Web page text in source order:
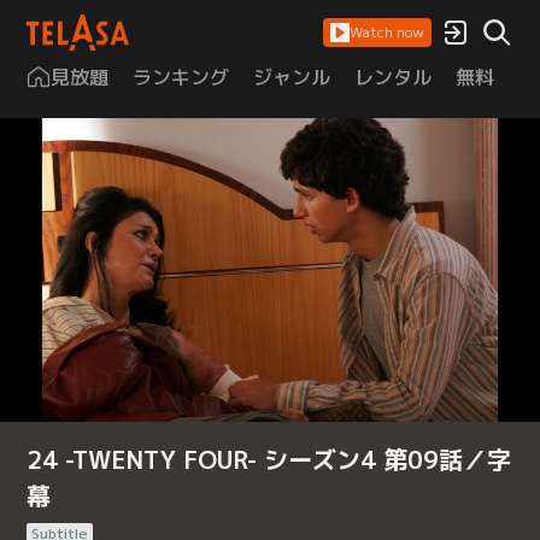
Watch now
見放題 ランキング ジャンル レンタル 無料
24 -TWENTY FOUR- シーズン4 第09話／字
幕
Subtitle